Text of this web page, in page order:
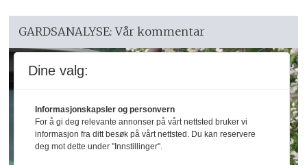
GARDSANALYSE: Vår kommentar
Dine valg:
Informasjonskapsler og personvern
For å gi deg relevante annonser på vårt nettsted bruker vi
informasjon fra ditt besøk på vårt nettsted. Du kan reservere
deg mot dette under "Innstillinger".